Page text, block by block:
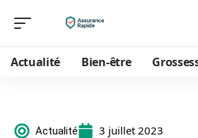
Actualité Bien-être
Actualité 3 juillet 2023